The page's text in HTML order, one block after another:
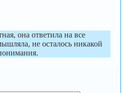
она ответила на все
не осталось никакой